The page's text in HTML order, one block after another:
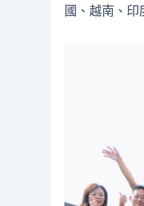
國、越南、印